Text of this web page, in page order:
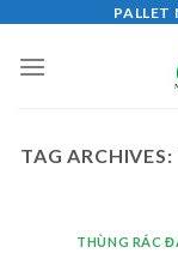
content
PALLET
TAG ARCHIVES:
THÙNG RÁC